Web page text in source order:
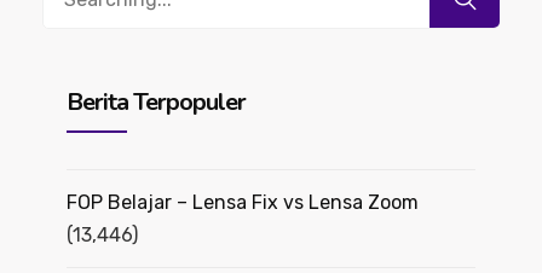
Berita Terpopuler
FOP Belajar – Lensa Fix vs Lensa Zoom
(13,446)